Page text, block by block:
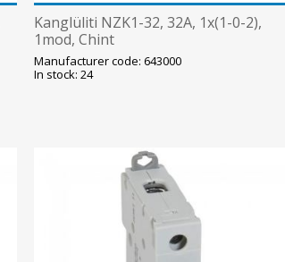
Kanglüliti NZK1-32, 32A, 1x(1-0-2),
1mod, Chint
Manufacturer code: 643000
In stock: 24